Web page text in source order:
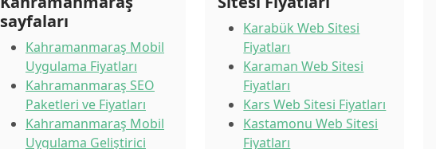
sayfaları
Kahramanmaraş Mobil
Uygulama Fiyatları
Kahramanmaraş SEO
Paketleri ve Fiyatları
Kahramanmaraş Mobil
Uygulama Geliştirici
Karabük Web Sitesi
Fiyatları
Karaman Web Sitesi
Fiyatları
Kars Web Sitesi Fiyatları
Kastamonu Web Sitesi
Fiyatları